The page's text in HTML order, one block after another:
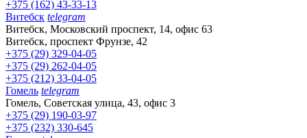
+375 (162) 43-33-13
Витебск telegram
Витебск, Московский проспект, 14, офис 63
Витебск, проспект Фрунзе, 42
+375 (29) 329-04-05
+375 (29) 262-04-05
+375 (212) 33-04-05
Гомель telegram
Гомель, Советская улица, 43, офис 3
+375 (29) 190-03-97
+375 (232) 330-645